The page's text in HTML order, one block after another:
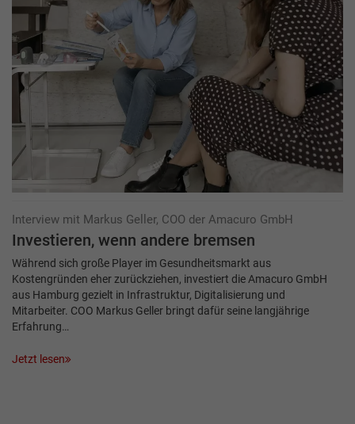
Interview mit Markus Geller, COO der Amacuro GmbH
Investieren, wenn andere bremsen
Während sich große Player im Gesundheitsmarkt aus
Kostengründen eher zurückziehen, investiert die Amacuro GmbH
aus Hamburg gezielt in Infrastruktur, Digitalisierung und
Mitarbeiter. COO Markus Geller bringt dafür seine langjährige
Erfahrung…
Jetzt lesen